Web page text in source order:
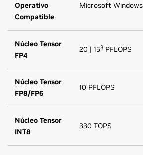
Operativo
Compatible
Microsoft Windows
Núcleo Tensor
FP4
20 | 153 PFLOPS
Núcleo Tensor
FP8/FP6
10 PFLOPS
Núcleo Tensor
INT8
330 TOPS